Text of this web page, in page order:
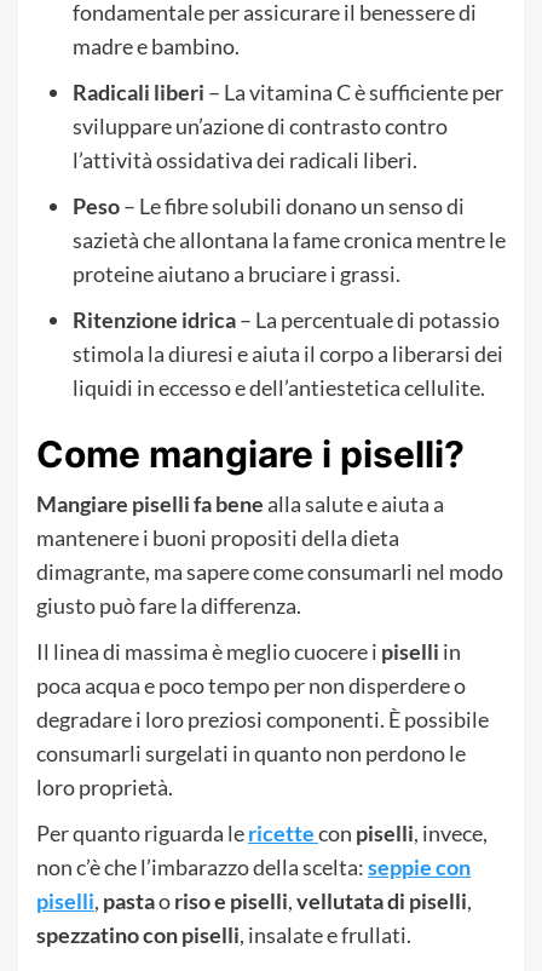
fondamentale per assicurare il benessere di
madre e bambino.
Radicali liberi – La vitamina C è sufficiente per
sviluppare un’azione di contrasto contro
l’attività ossidativa dei radicali liberi.
Peso– Le fibre solubili donano un senso di
sazietà che allontana la fame cronica mentre le
proteine aiutano a bruciare i grassi.
Ritenzione idrica– La percentuale di potassio
stimola la diuresi e aiuta il corpo a liberarsi dei
liquidi in eccesso e dell’antiestetica cellulite.
Come mangiare i piselli?
Mangiare piselli fa benealla salute e aiuta a
mantenere i buoni propositi della dieta
dimagrante, ma sapere come consumarli nel modo
giusto può fare la differenza.
Il linea di massima è meglio cuocere i piselli in
poca acqua e poco tempo per non disperdere o
degradare i loro preziosi componenti. È possibile
consumarli surgelati in quanto non perdono le
loro proprietà.
Per quanto riguarda lericettecon piselli, invece,
non c’è che l’imbarazzo della scelta:seppie con
piselli, pastaoriso e piselli,vellutata di piselli,
spezzatino con piselli, insalate e frullati.